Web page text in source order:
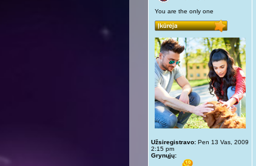
You are the only one
Užsiregistravo: Pen 13 Vas, 2009
2:15 pm
Grynųjų: